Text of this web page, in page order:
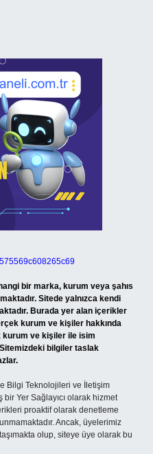
bir marka, kurum veya şahıs
Sitede yalnızca kendi
Burada yer alan içerikler
kurum ve kişiler hakkında
kurum ve kişiler ile isim
bilgiler taslak
Bilgi Teknolojileri ve İletişim
bir Yer Sağlayıcı olarak hizmet
proaktif olarak denetleme
Ancak, üyelerimiz
olup, siteye üye olarak bu